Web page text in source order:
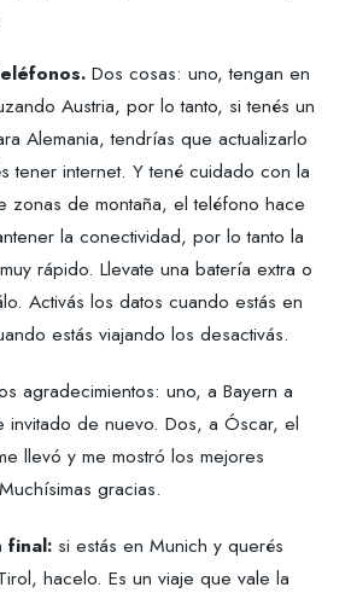
Dos cosas: uno, tengan en
Austria, por lo tanto, si tenés un
Alemania, tendrías que actualizarlo
tener internet. Y tené cuidado con la
zonas de montaña, el teléfono hace
la conectividad, por lo tanto la
rápido. Llevate una batería extra o
Activás los datos cuando estás en
estás viajando los desactivás.
agradecimientos: uno, a Bayern a
invitado de nuevo. Dos, a Óscar, el
llevó y me mostró los mejores
gracias.
final: si estás en Munich y querés
hacelo. Es un viaje que vale la